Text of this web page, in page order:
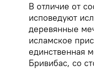
В отличие от
исповедуют
деревянные
исламское
единственная
Бривибас, со